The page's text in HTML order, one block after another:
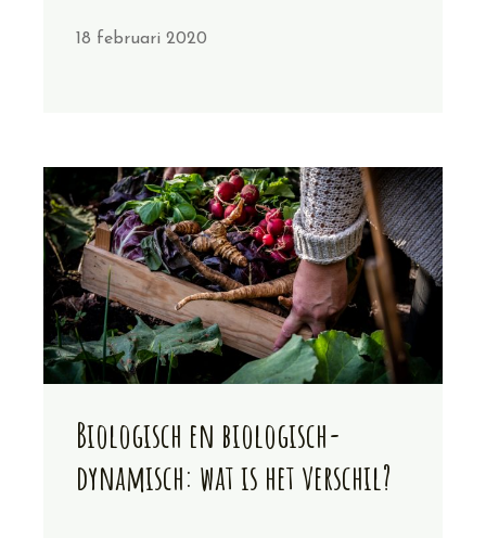
18 februari 2020
Biologisch en biologisch-
dynamisch: wat is het verschil?